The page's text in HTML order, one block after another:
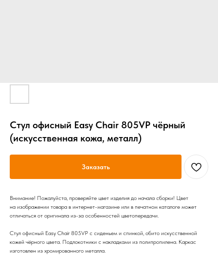
Стул офисный Easy Chair 805VP чёрный
(искусственная кожа, металл)
Заказать
Внимание! Пожалуйста, проверяйте цвет изделия до начала сборки! Цвет
на изображении товара в интернет-магазине или в печатном каталоге может
отличаться от оригинала из-за особенностей цветопередачи.
Стул офисный Easy Chair 805VP с сиденьем и спинкой, обито искусственной
кожей чёрного цвета. Подлокотники с накладками из полипропилена. Каркас
изготовлен из хромированного металла.